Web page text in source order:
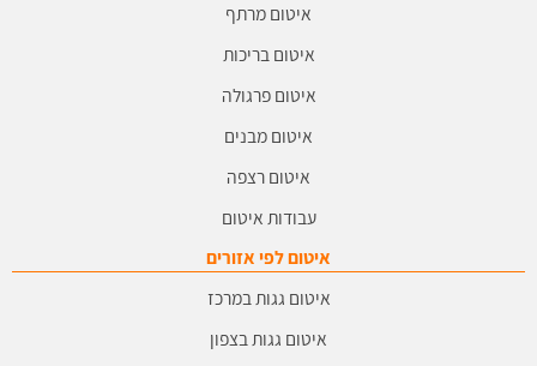
איטום מרתף
איטום בריכות
איטום פרגולה
איטום מבנים
איטום רצפה
עבודות איטום
איטום לפי אזורים
איטום גגות במרכז
איטום גגות בצפון